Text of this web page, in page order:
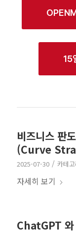
15
비즈니스 판
(Curve
2025-07-30 / 카테
자세히 보기
ChatGPT 와